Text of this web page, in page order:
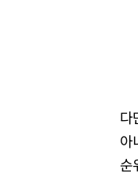
다
아
순